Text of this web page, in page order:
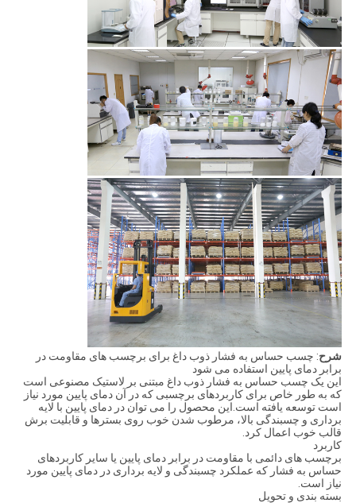
شرح: چسب حساس به فشار ذوب داغ برای برچسب های مقاومت در
برابر دمای پایین استفاده می شود
این یک چسب حساس به فشار ذوب داغ مبتنی بر لاستیک مصنوعی است
که به طور خاص برای کاربردهای برچسبی که در آن دمای پایین مورد نیاز
است توسعه یافته است.این محصول را می توان در دمای پایین با لایه
برداری و چسبندگی بالا، مرطوب شدن خوب روی بسترها و قابلیت برش
قالب خوب اعمال کرد.
کاربرد
برچسب های دائمی با مقاومت در برابر دمای پایین یا سایر کاربردهای
حساس به فشار که عملکرد چسبندگی و لایه برداری در دمای پایین مورد
نیاز است.
بسته بندی و تحویل